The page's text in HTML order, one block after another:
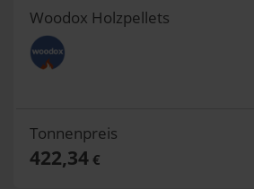
Woodox Holzpellets
Tonnenpreis
422,34€